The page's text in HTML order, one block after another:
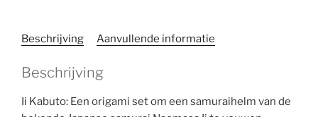
Beschrijving Aanvullende informatie
Beschrijving
Ii Kabuto: Een origami set om een samuraihelm van de